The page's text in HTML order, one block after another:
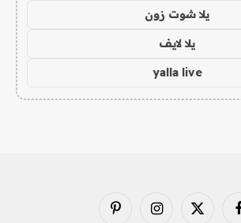
يلا شوت زون
يلا لايف
yalla live
فيسبوك X الانستغرامبينتيريست